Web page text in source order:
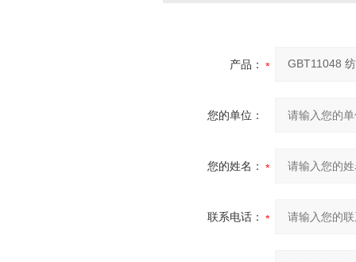
产品：
您的单位：
您的姓名：
联系电话：